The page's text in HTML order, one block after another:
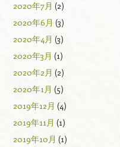
2020年7月 (2)
2020年6月 (3)
2020年4月 (3)
2020年3月 (1)
2020年2月 (2)
2020年1月 (5)
2019年12月 (4)
2019年11月 (1)
2019年10月 (1)